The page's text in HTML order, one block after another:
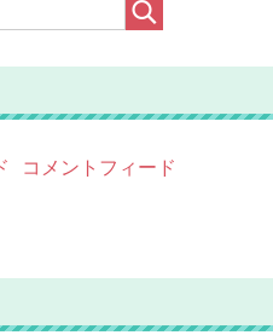
コメントフィード